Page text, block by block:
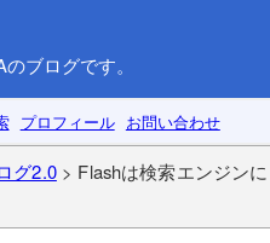
ブログです。
プロフィール お問い合わせ
グ2.0> Flashは検索エンジンに